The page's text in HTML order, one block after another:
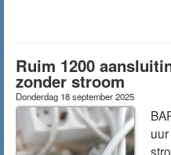
Ruim 1200
zonder stroom
Donderdag 18 september 2025